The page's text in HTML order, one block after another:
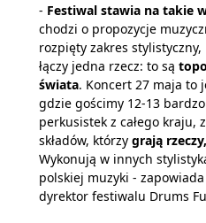
- Festiwal stawia na takie
chodzi o propozycje
rozpięty zakres
łączy jedna rzecz: to są
świata. Koncert 27 maja to
gdzie gościmy 12-13
perkusistek z całego kraju,
składów, którzy grają
Wykonują w innych
polskiej muzyki -
dyrektor festiwalu Drums